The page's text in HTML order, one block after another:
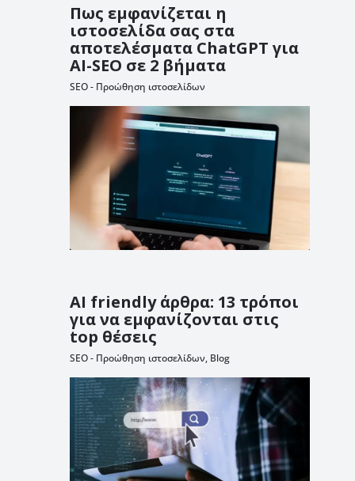
Πως εμφανίζεται η
ιστοσελίδα σας στα
αποτελέσματα ChatGPT για
AI-SEO σε 2 βήματα
SEO - Προώθηση ιστοσελίδων
AI friendly άρθρα: 13 τρόποι
για να εμφανίζονται στις
top θέσεις
SEO - Προώθηση ιστοσελίδων, Blog